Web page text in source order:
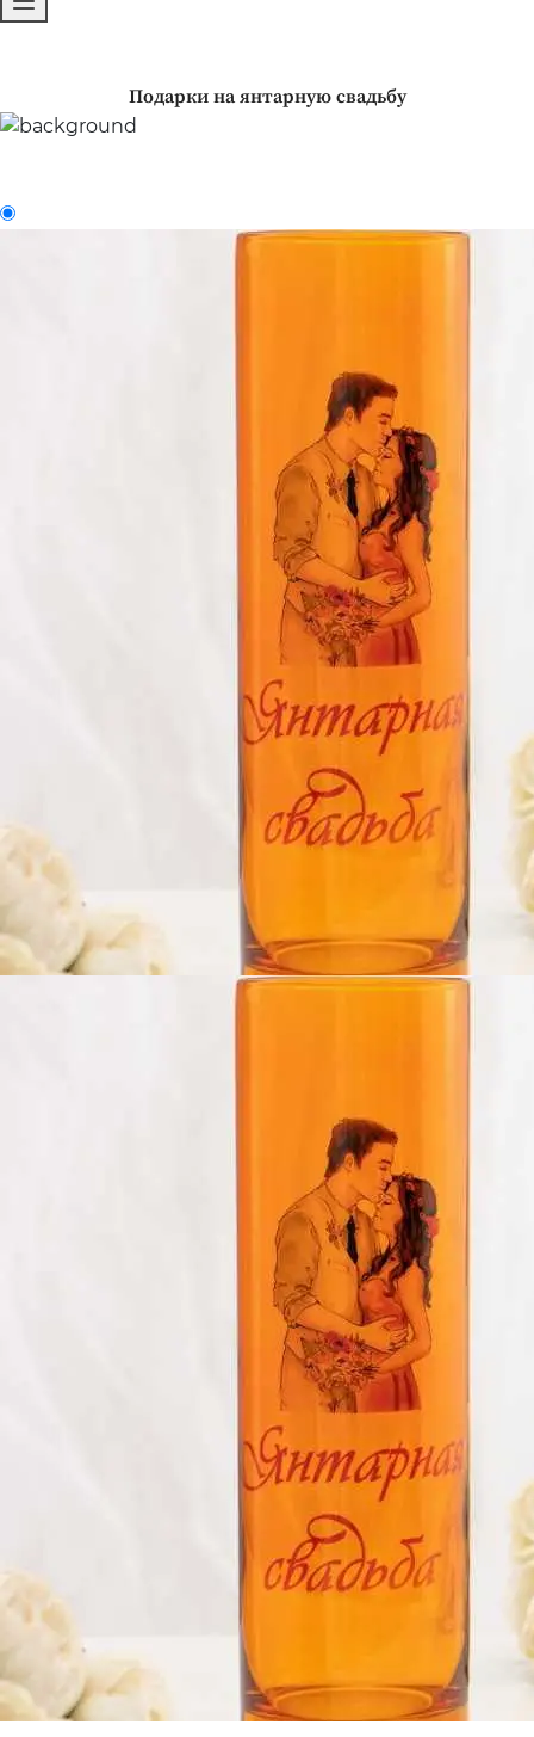
Подарки на янтарную свадьбу